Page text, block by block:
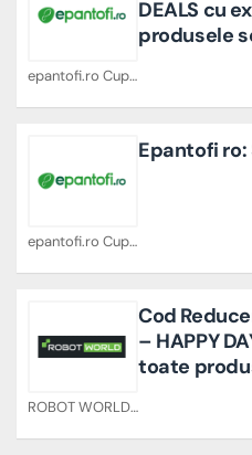
epantofi.ro Cupoane
DEALS cu
produsele
epantofi.ro Cupoane
Epantofi
ROBOT WORLD Cupoane
Cod
– HAPPY
toate